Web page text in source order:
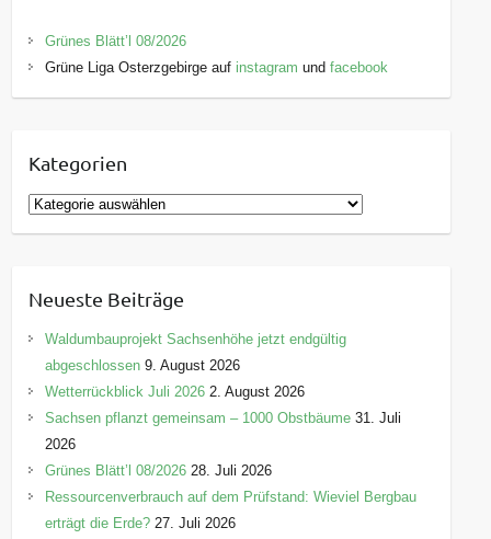
Grünes Blätt’l 08/2026
Grüne Liga Osterzgebirge auf instagram undfacebook
Kategorien
K
a
g
o
i
e
Neueste Beiträge
Waldumbauprojekt Sachsenhöhe jetzt endgültig
abgeschlossen 9. August 2026
Wetterrückblick Juli 2026 2. August 2026
Sachsen pflanzt gemeinsam – 1000 Obstbäume 31. Juli
2026
Grünes Blätt’l 08/2026 28. Juli 2026
Ressourcenverbrauch auf dem Prüfstand: Wieviel Bergbau
erträgt die Erde? 27. Juli 2026